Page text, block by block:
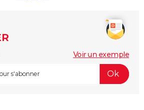
Voir un exemple